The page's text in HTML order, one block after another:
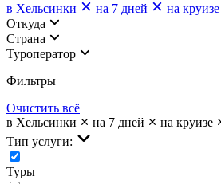
в Хельсинки
на 7 дней на круизе
Откуда
Страна
Туроператор
Фильтры
Очистить всё
в Хельсинки
на 7 дней на круизе
Тип услуги:
Туры